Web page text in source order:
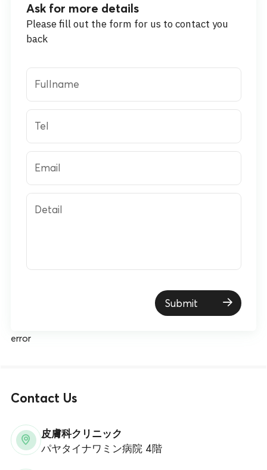
Ask for more details
Please fill out the form for us to contact you
back
Fullname
Tel
Email
Detail
Submit
error
Contact Us
皮膚科クリニック
パヤタイナワミン病院 4階